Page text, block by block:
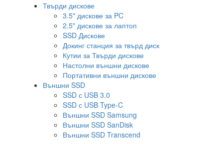
Твърди дискове
3.5" дискове за PC
2.5" дискове за лаптоп
SSD Дискове
Докинг станция за твърд диск
Кутии за Твърди дискове
Настолни външни дискове
Портативни външни дискове
Външни SSD
SSD с USB 3.0
SSD с USB Type-C
Външни SSD Samsung
Външни SSD SanDisk
Външни SSD Transcend